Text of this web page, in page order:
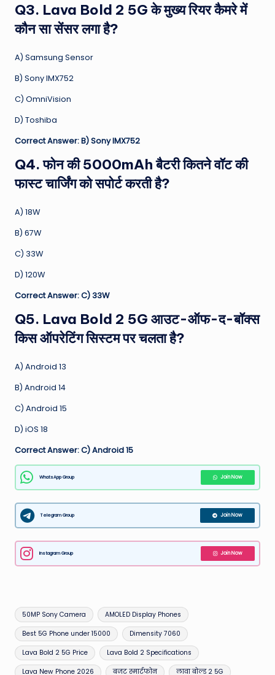
Q3. Lava Bold 2 5G के मुख्य रियर कैमरे में
कौन सा सेंसर लगा है?
A) Samsung Sensor
B) Sony IMX752
C) OmniVision
D) Toshiba
Correct Answer: B) Sony IMX752
Q4. फोन की 5000mAh बैटरी कितने वॉट की
फास्ट चार्जिंग को सपोर्ट करती है?
A) 18W
B) 67W
C) 33W
D) 120W
Correct Answer: C) 33W
Q5. Lava Bold 2 5G आउट-ऑफ-द-बॉक्स
किस ऑपरेटिंग सिस्टम पर चलता है?
A) Android 13
B) Android 14
C) Android 15
D) iOS 18
Correct Answer: C) Android 15
WhatsApp Group Join Now
Telegram Group Join Now
Instagram Group Join Now
Tags:
50MP Sony Camera AMOLED Display Phones
Best 5G Phone under 15000 Dimensity 7060
Lava Bold 2 5G Price Lava Bold 2 Specifications
Lava New Phone 2026 बजट स्मार्टफोन लावा बोल्ड 2 5G